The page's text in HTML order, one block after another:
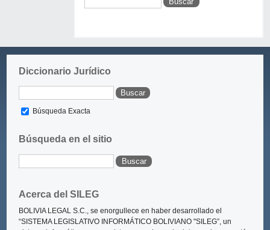
Diccionario Jurídico
Búsqueda Exacta
Búsqueda en el sitio
Acerca del SILEG
BOLIVIA LEGAL S.C., se enorgullece en haber desarrollado el
“SISTEMA LEGISLATIVO INFORMÁTICO BOLIVIANO "SILEG”, un